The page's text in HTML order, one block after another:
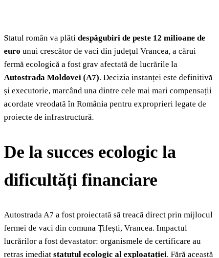
Statul român va plăti despăgubiri de peste 12 milioane de
euro unui crescător de vaci din județul Vrancea, a cărui
fermă ecologică a fost grav afectată de lucrările la
Autostrada Moldovei (A7). Decizia instanței este definitivă
și executorie, marcând una dintre cele mai mari compensații
acordate vreodată în România pentru exproprieri legate de
proiecte de infrastructură.
De la succes ecologic la
dificultăți financiare
Autostrada A7 a fost proiectată să treacă direct prin mijlocul
fermei de vaci din comuna Țifești, Vrancea. Impactul
lucrărilor a fost devastator: organismele de certificare au
retras imediat statutul ecologic al exploatației. Fără această